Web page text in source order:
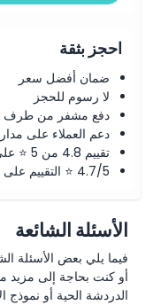
احجز بثقة
ضمان أفضل سعر
لا رسوم للحجز
دفع مشفر من طرف
دعم العملاء على
تقييم 4.8 من 5 ⭐ على ترستبايلوت
4.7/5 ⭐ التقييم على جوجل
الأسئلة الشائعة
فيما يلي بعض الأسئلة
أو كنت بحاجة إلى مزيد
الدردشة الحية أو نموذج